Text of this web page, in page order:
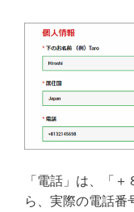
「電話」は、「
ら、実際の電話番